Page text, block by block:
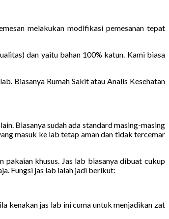
melakukan modifikasi pemesanan tepat
dan yaitu bahan 100% katun. Kami biasa
Biasanya Rumah Sakit atau Analis Kesehatan
Biasanya sudah ada standard masing-masing
masuk ke lab tetap aman dan tidak tercemar
pakaian khusus. Jas lab biasanya dibuat cukup
Fungsi jas lab ialah jadi berikut:
kenakan jas lab ini cuma untuk menjadikan zat